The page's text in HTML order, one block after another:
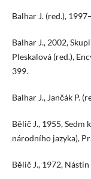
Balhar J. (red.),
Balhar J., 2002,
Pleskalová (red.),
399.
Balhar J., Jančák P.
Bělič J., 1955,
národního jazyka),
Bělič J., 1972,